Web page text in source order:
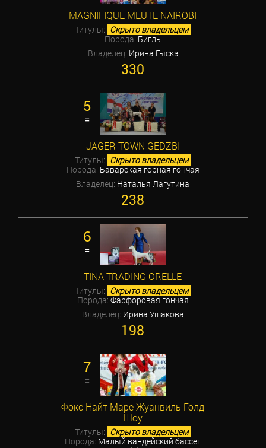
MAGNIFIQUE MEUTE NAIROBI
Титулы: Скрыто владельцем
Порода:Бигль
Владелец: Ирина Гыскэ
330
5
=
JAGER TOWN GEDZBI
Титулы: Скрыто владельцем
Порода: Баварская горная гончая
Владелец: Наталья Лагутина
238
6
=
TINA TRADING ORELLE
Титулы: Скрыто владельцем
Порода:Фарфоровая гончая
Владелец: Ирина Ушакова
198
7
=
Фокс Найт Маре Жуанвиль Голд
Шоу
Титулы: Скрыто владельцем
Порода: Малый вандейский бассет